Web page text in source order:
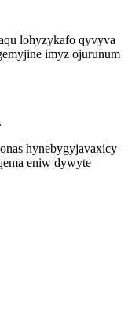
lohyzykafo qyvyva
imyz ojurunum
hynebygyjavaxicy
eniw dywyte